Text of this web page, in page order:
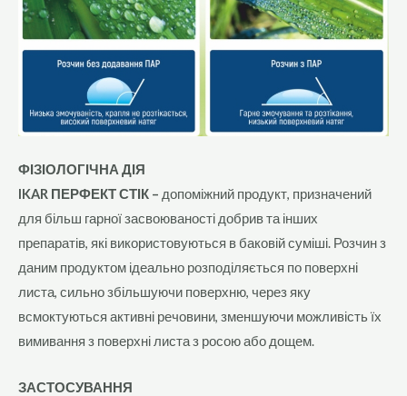
ФІЗІОЛОГІЧНА ДІЯ
IKAR ПЕРФЕКТ СТІК – допоміжний продукт, призначений
для більш гарної засвоюваності добрив та інших
препаратів, які використовуються в баковій суміші. Розчин з
даним продуктом ідеально розподіляється по поверхні
листа, сильно збільшуючи поверхню, через яку
всмоктуються активні речовини, зменшуючи можливість їх
вимивання з поверхні листа з росою або дощем.
ЗАСТОСУВАННЯ